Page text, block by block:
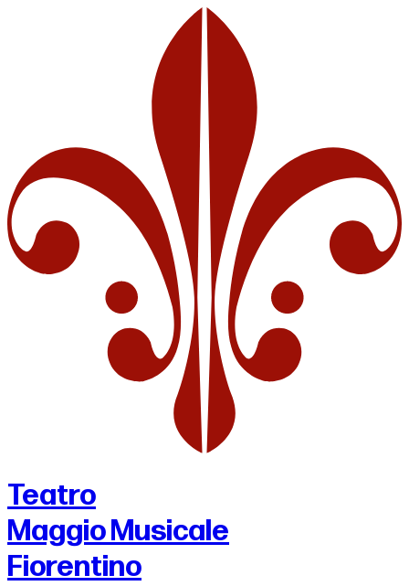
Teatro
Maggio Musicale
Fiorentino